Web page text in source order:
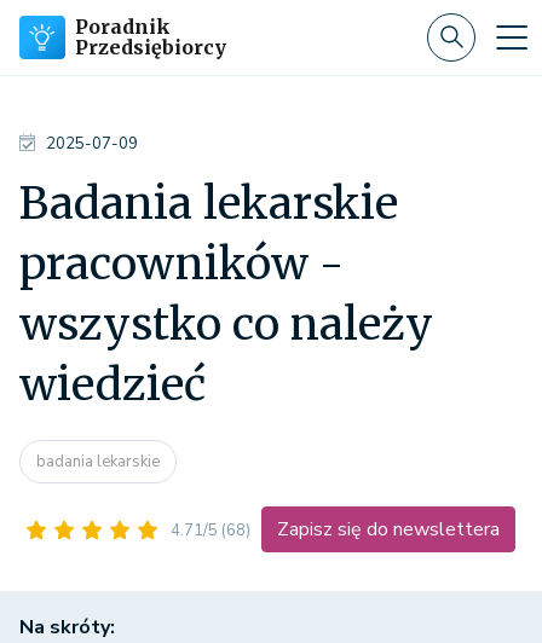
Poradnik
Przedsiębiorcy
2025-07-09
Badania lekarskie
pracowników -
wszystko co należy
wiedzieć
badania lekarskie
4.71/5 (68) Zapisz się do newslettera
Na skróty: